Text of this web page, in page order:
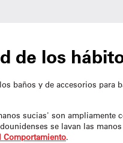
de los
baños y de accesorios para
sucias' son
se lavan las
Comportamiento.